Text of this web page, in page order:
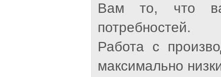
Вам то, что
потребностей.
Работа с
максимально